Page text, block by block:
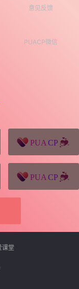
意见反馈
PUACP微信
独秀青年
一颗赛艇资源网
课堂